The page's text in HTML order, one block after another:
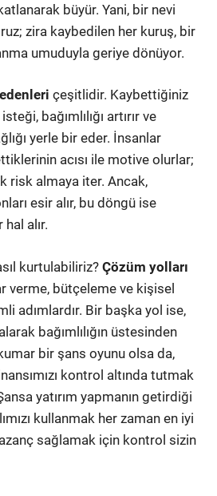
büyür. Yani, bir nevi
zira kaybedilen her kuruş, bir
umuduyla geriye dönüyor.
çeşitlidir. Kaybettiğiniz
bağımlılığı artırır ve
yerle bir eder. İnsanlar
acısı ile motive olurlar;
risk almaya iter. Ancak,
esir alır, bu döngü ise
alır.
kurtulabiliriz? Çözüm yolları
verme, bütçeleme ve kişisel
adımlardır. Bir başka yol ise,
bağımlılığın üstesinden
bir şans oyunu olsa da,
kontrol altında tutmak
yatırım yapmanın getirdiği
kullanmak her zaman en iyi
sağlamak için kontrol sizin